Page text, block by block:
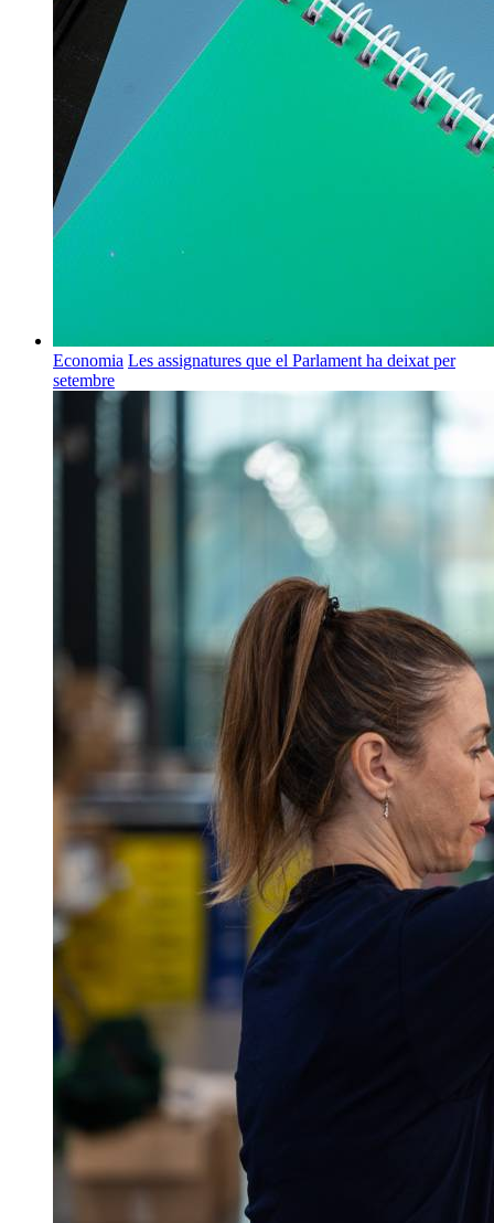
Economia Les assignatures que el Parlament ha deixat per
setembre